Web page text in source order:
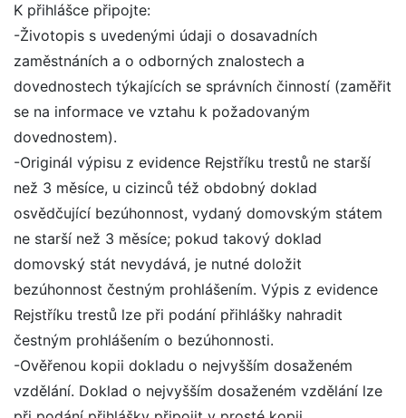
K přihlášce připojte:
-Životopis s uvedenými údaji o dosavadních
zaměstnáních a o odborných znalostech a
dovednostech týkajících se správních činností (zaměřit
se na informace ve vztahu k požadovaným
dovednostem).
-Originál výpisu z evidence Rejstříku trestů ne starší
než 3 měsíce, u cizinců též obdobný doklad
osvědčující bezúhonnost, vydaný domovským státem
ne starší než 3 měsíce; pokud takový doklad
domovský stát nevydává, je nutné doložit
bezúhonnost čestným prohlášením. Výpis z evidence
Rejstříku trestů lze při podání přihlášky nahradit
čestným prohlášením o bezúhonnosti.
-Ověřenou kopii dokladu o nejvyšším dosaženém
vzdělání. Doklad o nejvyšším dosaženém vzdělání lze